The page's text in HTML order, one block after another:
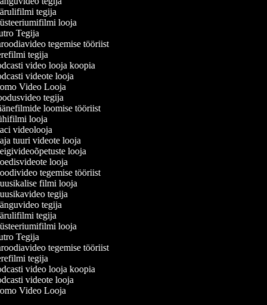
tegija
looja
Tegija
tegemise tööriist
tegija
video looja koopia
videote looja
Video Looja
tegija
loomise tööriist
looja
videolooja
tuuri videote looja
looja
looja
tegemise tööriist
filmi looja
tegija
tegija
tegija
looja
Tegija
tegemise tööriist
tegija
video looja koopia
videote looja
Video Looja